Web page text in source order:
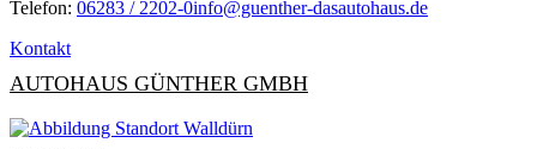
Telefon: 06283 / 2202-0info@guenther-dasautohaus.de
Kontakt
AUTOHAUS GÜNTHER GMBH